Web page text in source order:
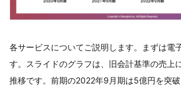
各サービスについてご説明します。まずは電
す。スライドのグラフは、旧会計基準の売上
推移です。前期の2022年9月期は5億円を突